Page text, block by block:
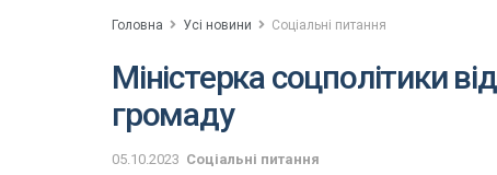
Головна Усі новини Соціальні питання
Міністерка соцполітики
громаду
05.10.2023 Соціальні питання